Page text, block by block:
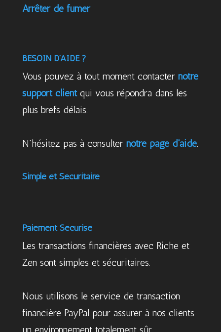
Arrêter de fumer
BESOIN D’AIDE ?
Vous pouvez à tout moment contacter notre
support clientqui vous répondra dans les
plus brefs délais.
N'hésitez pas à consulter notre page d'aide.
Simple et Sécuritaire
Paiement Sécurisé
Les transactions financières avec Riche et
Zen sont simples et sécuritaires.
Nous utilisons le service de transaction
financière PayPal pour assurer à nos clients
un environnement totalement sûr.